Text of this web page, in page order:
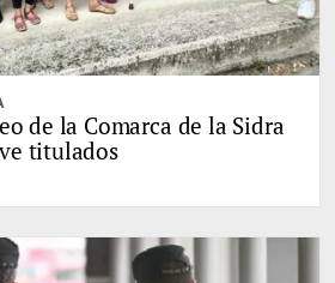
de la Comarca de la Sidra
titulados